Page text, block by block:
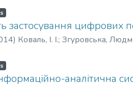
застосування цифрових
) Коваль, І. І.; Згуровська,
аналітична